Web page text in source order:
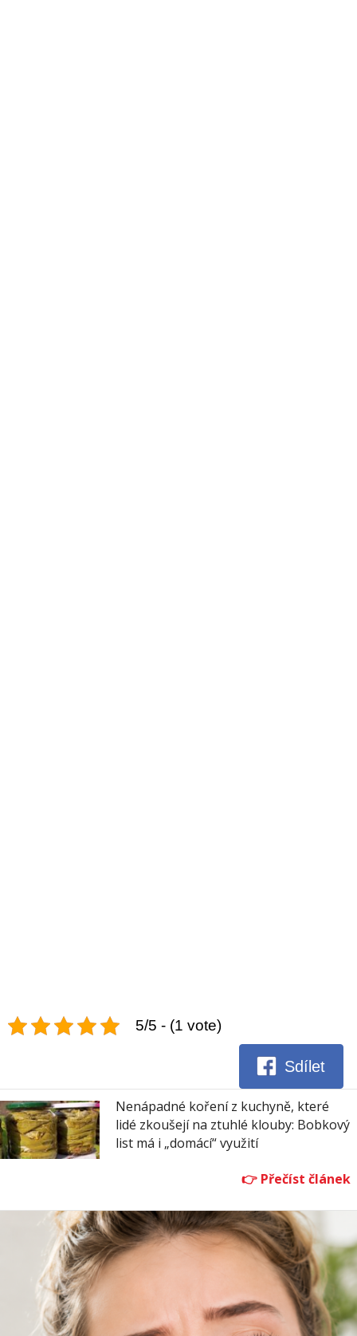
5/5 - (1 vote)
Sdílet
Nenápadné koření z kuchyně, které
lidé zkoušejí na ztuhlé klouby: Bobkový
list má i „domácí“ využití